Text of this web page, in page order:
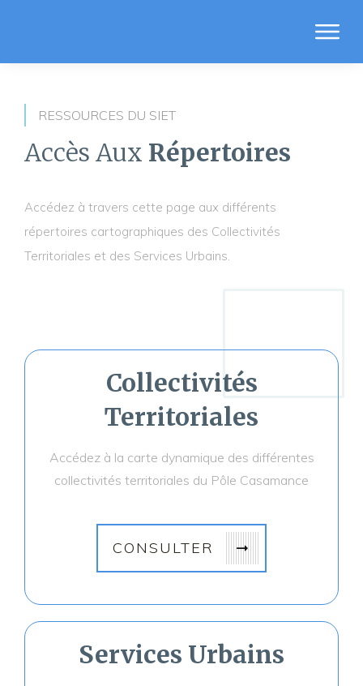
RESSOURCES DU SIET
Accès Aux Répertoires
Accédez à travers cette page aux différents
répertoires cartographiques des Collectivités
Territoriales et des Services Urbains.
Collectivités
Territoriales
Accédez à la carte dynamique des différentes
collectivités territoriales du Pôle Casamance
CONSULTER
Services Urbains